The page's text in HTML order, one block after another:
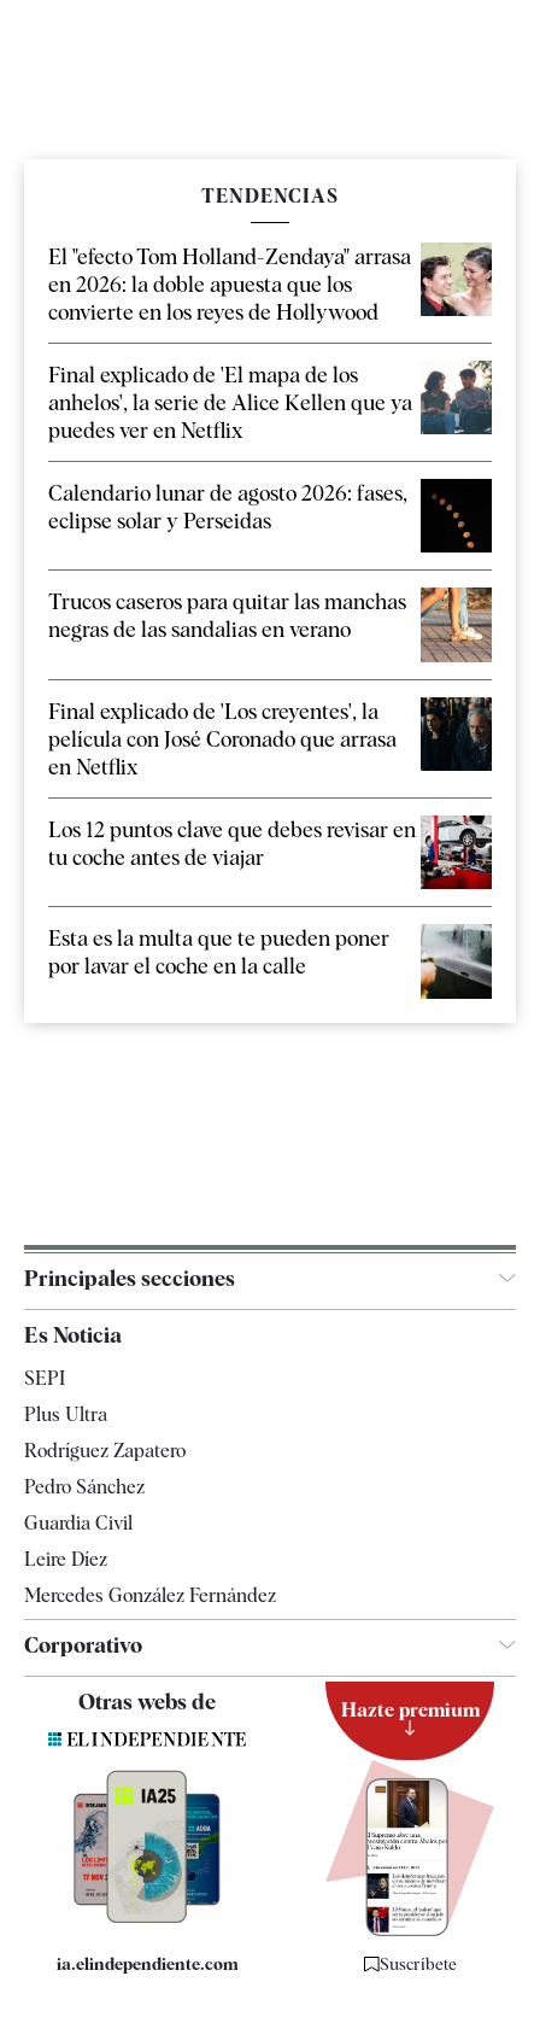
TENDENCIAS
El "efecto Tom Holland-Zendaya" arrasa
en 2026: la doble apuesta que los
convierte en los reyes de Hollywood
Final explicado de 'El mapa de los
anhelos', la serie de Alice Kellen que ya
puedes ver en Netflix
Calendario lunar de agosto 2026: fases,
eclipse solar y Perseidas
Trucos caseros para quitar las manchas
negras de las sandalias en verano
Final explicado de 'Los creyentes', la
película con José Coronado que arrasa
en Netflix
Los 12 puntos clave que debes revisar en
tu coche antes de viajar
Esta es la multa que te pueden poner
por lavar el coche en la calle
Principales secciones
Televisión
Es Noticia
SEPI
Plus Ultra
Rodríguez Zapatero
Pedro Sánchez
Guardia Civil
Leire Díez
Mercedes González Fernández
Corporativo
Quiénes somos
Especificaciones
Otras webs de
ia.elindependiente.com
Hazte premium
Suscríbete